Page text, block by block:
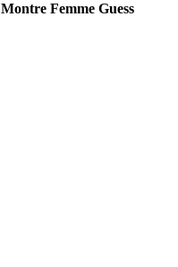
Montre Femme Guess